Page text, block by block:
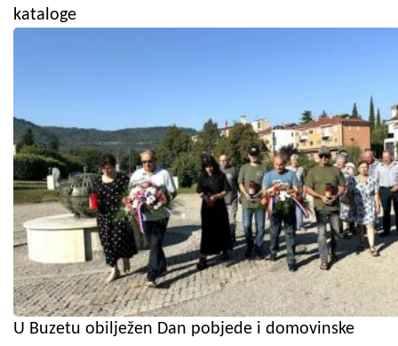
kataloge
U Buzetu obilježen Dan pobjede i domovinske